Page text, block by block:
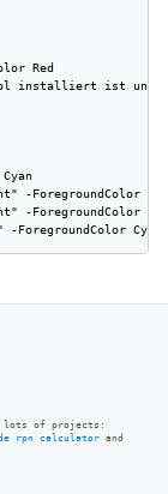
Red
installiert ist und
-ForegroundColor
-ForegroundColor
Cyan
lots of projects:
rpn calculator and